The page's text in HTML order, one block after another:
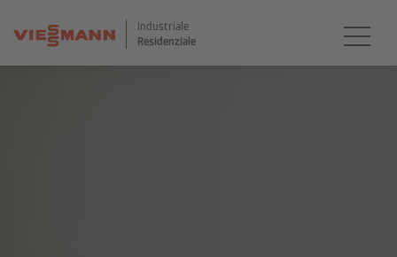
Industriale
Residenziale